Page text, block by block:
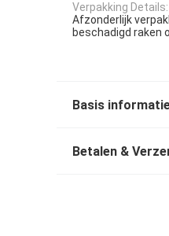
Verpakking Details:
Afzonderlijk
beschadigd raken
Basis
Betalen &